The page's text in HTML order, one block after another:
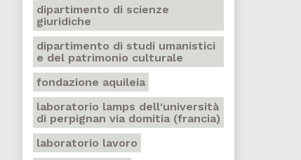
dipartimento di scienze
giuridiche
dipartimento di studi umanistici
e del patrimonio culturale
fondazione aquileia
laboratorio lamps dell'università
di perpignan via domitia (francia)
laboratorio lavoro